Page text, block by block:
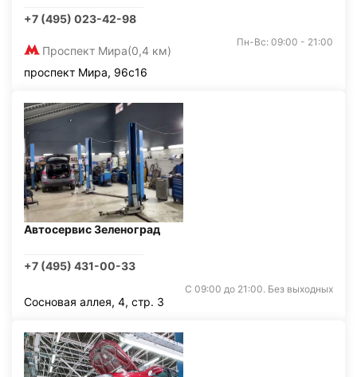
+7 (495) 023-42-98
Проспект Мира(0,4 км)
Пн-Вс: 09:00 - 21:00
проспект Мира, 96с16
Автосервис Зеленоград
+7 (495) 431-00-33
С 09:00 до 21:00. Без выходных
Сосновая аллея, 4, стр. 3